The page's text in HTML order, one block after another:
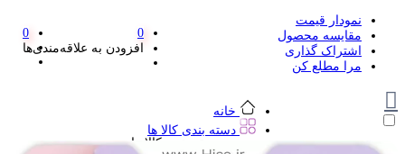
نمودار قیمت
مقایسه محصول
اشتراک گذاری
مرا مطلع کن
0
افزودن به علاقه‌مندی‌ها
0
خانه
دسته بندی کالا ها
دسته بندی کالا ها